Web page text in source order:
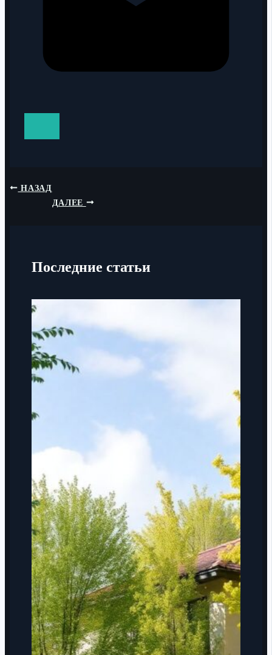
НАЗАД
ДАЛЕЕ
Последние статьи